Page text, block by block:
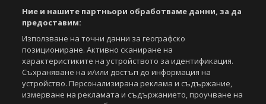
Ние и нашите партньори обработваме данни, за да
предоставим:
Използване на точни данни за географско
позициониране. Активно сканиране на
характеристиките на устройството за идентификация.
Съхраняване на и/или достъп до информация на
устройство. Персонализирана реклама и съдържание,
измерване на рекламата и съдържанието, проучване на